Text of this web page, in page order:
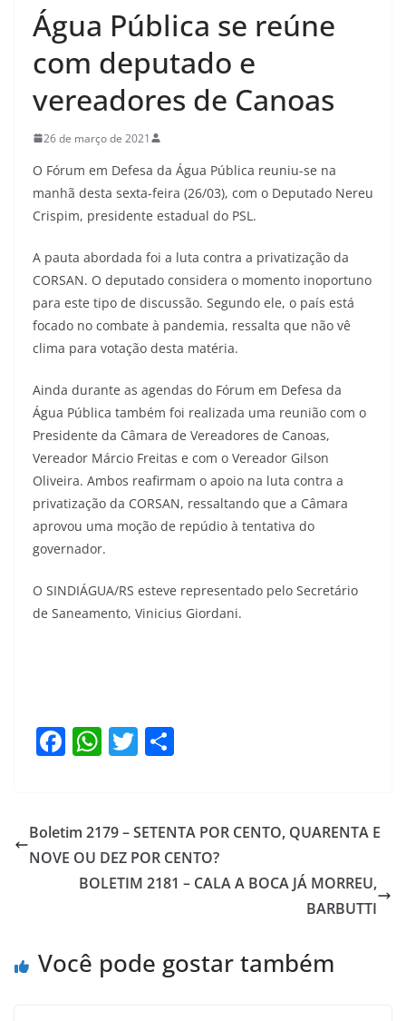
Água Pública se reúne
com deputado e
vereadores de Canoas
26 de março de 2021
O Fórum em Defesa da Água Pública reuniu-se na
manhã desta sexta-feira (26/03), com o Deputado Nereu
Crispim, presidente estadual do PSL.
A pauta abordada foi a luta contra a privatização da
CORSAN. O deputado considera o momento inoportuno
para este tipo de discussão. Segundo ele, o país está
focado no combate à pandemia, ressalta que não vê
clima para votação desta matéria.
Ainda durante as agendas do Fórum em Defesa da
Água Pública também foi realizada uma reunião com o
Presidente da Câmara de Vereadores de Canoas,
Vereador Márcio Freitas e com o Vereador Gilson
Oliveira. Ambos reafirmam o apoio na luta contra a
privatização da CORSAN, ressaltando que a Câmara
aprovou uma moção de repúdio à tentativa do
governador.
O SINDIÁGUA/RS esteve representado pelo Secretário
de Saneamento, Vinicius Giordani.
F
e
b
o
W
s
A
p
T
er e
Boletim 2179 – SETENTA POR CENTO, QUARENTA E
NOVE OU DEZ POR CENTO?
BOLETIM 2181 – CALA A BOCA JÁ MORREU,
BARBUTTI
Você pode gostar também